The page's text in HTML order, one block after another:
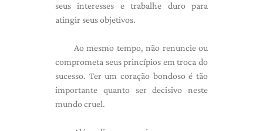
seus interesses e trabalhe duro para
atingir seus objetivos.
Ao mesmo tempo, não renuncie ou
comprometa seus princípios em troca do
sucesso. Ter um coração bondoso é tão
importante quanto ser decisivo neste
mundo cruel.